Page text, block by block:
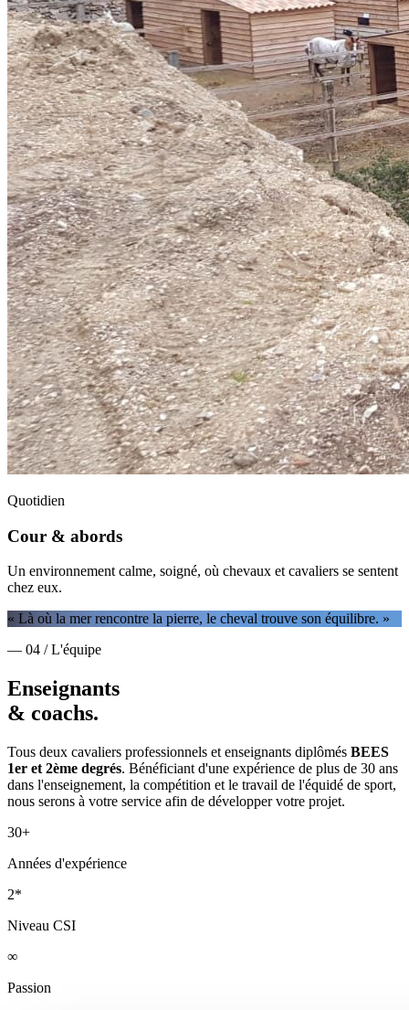
Quotidien
Cour & abords
Un environnement calme, soigné, où chevaux et cavaliers se sentent
chez eux.
« Là où la mer rencontre la pierre, le cheval trouve son équilibre. »
— 04 / L'équipe
Enseignants
& coachs.
Tous deux cavaliers professionnels et enseignants diplômés BEES
1er et 2ème degrés. Bénéficiant d'une expérience de plus de 30 ans
dans l'enseignement, la compétition et le travail de l'équidé de sport,
nous serons à votre service afin de développer votre projet.
30+
Années d'expérience
2*
Niveau CSI
∞
Passion